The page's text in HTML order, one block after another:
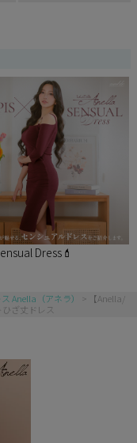
Dress💄
Anella（アネラ）
【Anella/
ざ丈ドレス